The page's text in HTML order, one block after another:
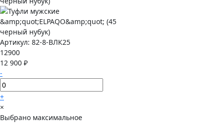
Артикул: 82-8-ВЛК25
12900
12 900 ₽
-
+
×
Выбрано максимальное